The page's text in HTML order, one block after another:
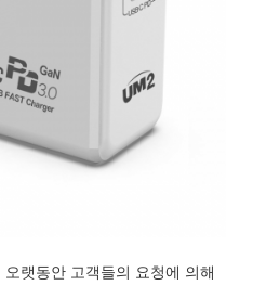
랫동안 고객들의 요청에 의해